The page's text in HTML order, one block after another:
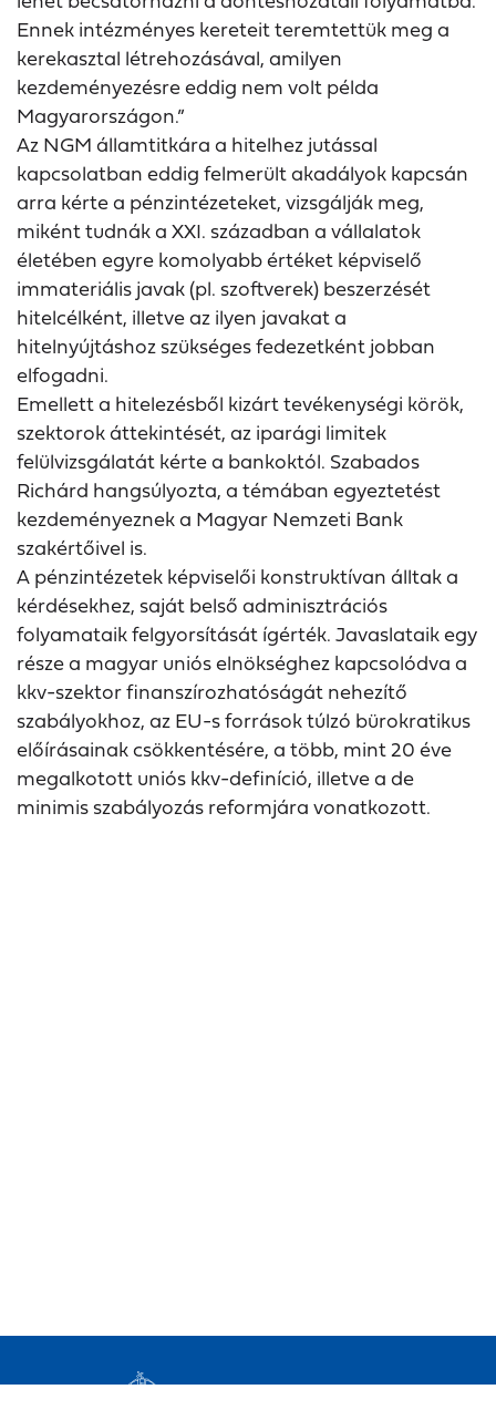
Ennek intézményes kereteit teremtettük meg a
kerekasztal létrehozásával, amilyen
kezdeményezésre eddig nem volt példa
Magyarországon.”
Az NGM államtitkára a hitelhez jutással
kapcsolatban eddig felmerült akadályok kapcsán
arra kérte a pénzintézeteket, vizsgálják meg,
miként tudnák a XXI. században a vállalatok
életében egyre komolyabb értéket képviselő
immateriális javak (pl. szoftverek) beszerzését
hitelcélként, illetve az ilyen javakat a
hitelnyújtáshoz szükséges fedezetként jobban
elfogadni.
Emellett a hitelezésből kizárt tevékenységi körök,
szektorok áttekintését, az iparági limitek
felülvizsgálatát kérte a bankoktól. Szabados
Richárd hangsúlyozta, a témában egyeztetést
kezdeményeznek a Magyar Nemzeti Bank
szakértőivel is.
A pénzintézetek képviselői konstruktívan álltak a
kérdésekhez, saját belső adminisztrációs
folyamataik felgyorsítását ígérték. Javaslataik egy
része a magyar uniós elnökséghez kapcsolódva a
kkv-szektor finanszírozhatóságát nehezítő
szabályokhoz, az EU-s források túlzó bürokratikus
előírásainak csökkentésére, a több, mint 20 éve
megalkotott uniós kkv-definíció, illetve a de
minimis szabályozás reformjára vonatkozott.